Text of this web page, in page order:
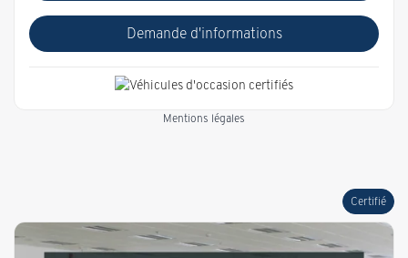
Demande d'informations
Mentions légales
Certifié